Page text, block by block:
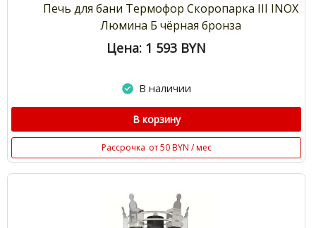
Печь для бани Термофор Скоропарка III INOX
Люмина Б чёрная бронза
Цена: 1 593 BYN
В наличии
В корзину
Рассрочка от 50 BYN / мес